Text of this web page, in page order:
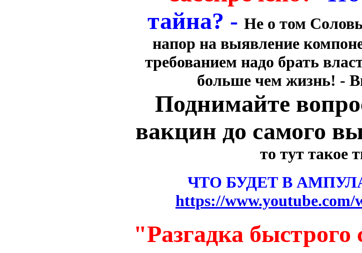
тайна? - Не о том
напор на выявление
требованием надо брать
больше чем жизнь! -
Поднимайте
вакцин до самого
то тут такое
ЧТО БУДЕТ В
https://www.youtube.com/
"Разгадка